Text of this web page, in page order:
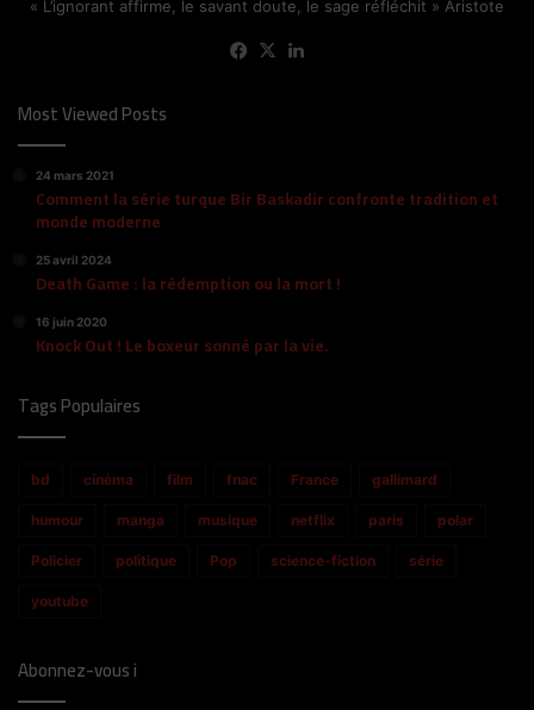
« L’ignorant affirme, le savant doute, le sage réfléchit » Aristote
Facebook
X
Most Viewed Posts
24 mars 2021
Comment la série turque Bir Baskadir confronte tradition et
monde moderne
25 avril 2024
Death Game : la rédemption ou la mort !
16 juin 2020
Knock Out ! Le boxeur sonné par la vie.
Tags Populaires
bd cinéma film fnac France gallimard
humour manga musique netflix paris polar
Policier politique Pop science-fiction série
youtube
Abonnez-vous i